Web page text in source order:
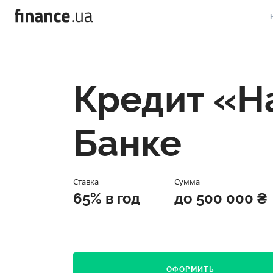
Кредит
Банке
Ставка
65% в год
Сумма
до 500 000 ₴
ОФОРМИТЬ